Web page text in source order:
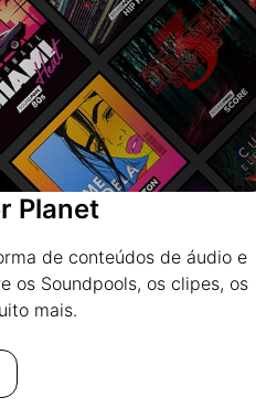
Planet
de conteúdos de áudio e
os Soundpools, os clipes, os
mais.